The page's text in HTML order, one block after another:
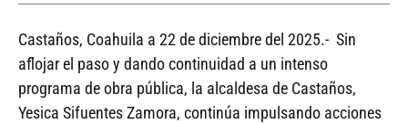
Castaños, Coahuila a 22 de diciembre del 2025.- Sin
aflojar el paso y dando continuidad a un intenso
programa de obra pública, la alcaldesa de Castaños,
Yesica Sifuentes Zamora, continúa impulsando acciones